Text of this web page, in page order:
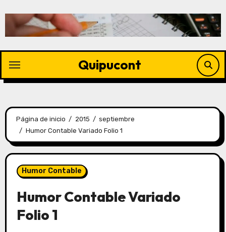
Quipucont
Página de inicio 2015
septiembre
Humor Contable Variado Folio 1
Humor Contable
Humor Contable Variado
Folio 1